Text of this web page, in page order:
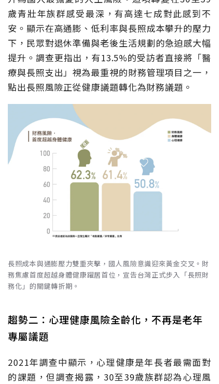
歲青壯年族群感受最深，有高達七成對此感到不
安。顯示在高通膨、低利率與長照成本攀升的壓力
下，民眾對退休準備與老後生活規劃的急迫感大幅
提升。調查更指出，有13.5%的受訪者直接將「醫
療與長照支出」視為最重視的財務管理項目之一，
點出長照風險正從健康議題轉化為財務議題。
長照成本與通膨壓力雙重夾擊，國人風險意識迎來黃金交叉。財
務焦慮首度超越身體健康躍居首位，宣告台灣正式步入「長照財
務化」的關鍵轉折期。
趨勢二：心理健康風險全齡化，不再是老年
專屬議題
2021年調查中顯示，心理健康是年長者最需面對
的課題，但調查揭露，30至39歲族群認為心理風